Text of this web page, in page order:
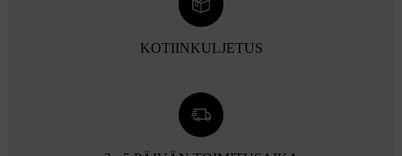
KOTIINKULJETUS